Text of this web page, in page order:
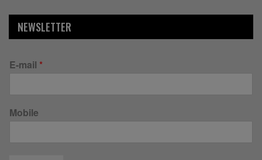
NEWSLETTER
E-mail *
Mobile